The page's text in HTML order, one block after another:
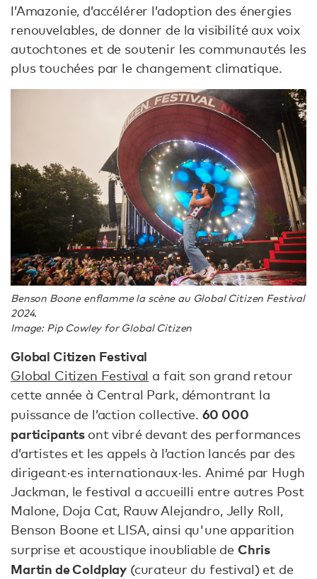
l’Amazonie, d’accélérer l’adoption des énergies
renouvelables, de donner de la visibilité aux voix
autochtones et de soutenir les communautés les
plus touchées par le changement climatique.
Benson Boone enflamme la scène au Global Citizen Festival
2024.
Image: Pip Cowley for Global Citizen
Global Citizen Festival
Global Citizen Festival a fait son grand retour
cette année à Central Park, démontrant la
puissance de l’action collective. 60 000
participants ont vibré devant des performances
d’artistes et les appels à l’action lancés par des
dirigeant·es internationaux·les. Animé par Hugh
Jackman, le festival a accueilli entre autres Post
Malone, Doja Cat, Rauw Alejandro, Jelly Roll,
Benson Boone et LISA, ainsi qu'une apparition
surprise et acoustique inoubliable de Chris
Martin de Coldplay (curateur du festival) et de